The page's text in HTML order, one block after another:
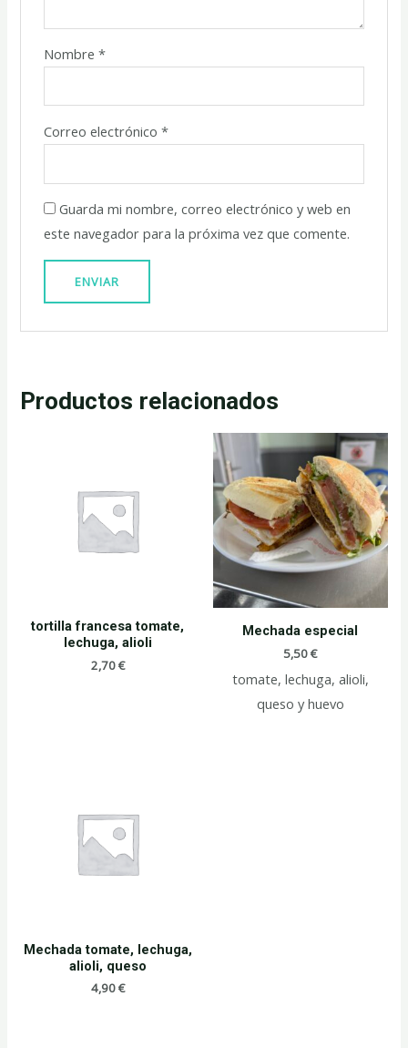
Nombre *
Correo electrónico *
Guarda mi nombre, correo electrónico y web en
este navegador para la próxima vez que comente.
Productos relacionados
tortilla francesa tomate,
lechuga, alioli
2,70€
Mechada especial
5,50€
tomate, lechuga, alioli,
queso y huevo
Mechada tomate, lechuga,
alioli, queso
4,90€